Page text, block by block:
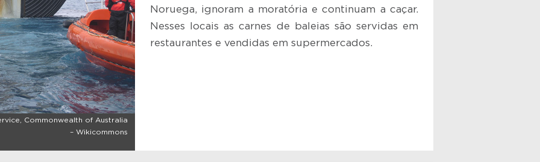
Commonwealth of Australia
– Wikicommons
Noruega, ignoram a moratória e continuam a caçar.
Nesses locais as carnes de baleias são servidas em
restaurantes e vendidas em supermercados.